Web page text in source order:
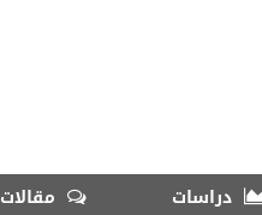
دراسات مقالات